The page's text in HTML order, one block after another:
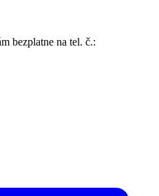
bezplatne na tel. č.: